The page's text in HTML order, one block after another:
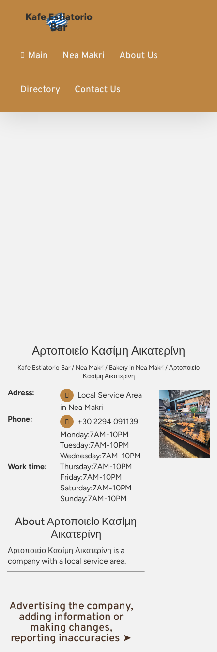
Main Nea Makri About Us
Directory Contact Us
Αρτοποιείο Κασίμη Αικατερίνη
Kafe Estiatorio Bar/ Nea Makri / Bakery in Nea Makri / Αρτοποιείο
Κασίμη Αικατερίνη
Adress:
Local Service Area
in Nea Makri
Phone:
+30 2294 091139
Work time:
Monday:7AM-10PM
Tuesday:7AM-10PM
Wednesday:7AM-10PM
Thursday:7AM-10PM
Friday:7AM-10PM
Saturday:7AM-10PM
Sunday:7AM-10PM
About Αρτοποιείο Κασίμη
Αικατερίνη
Αρτοποιείο Κασίμη Αικατερίνη is a
company with a local service area.
Advertising the company,
adding information or
making changes,
reporting inaccuracies ➤